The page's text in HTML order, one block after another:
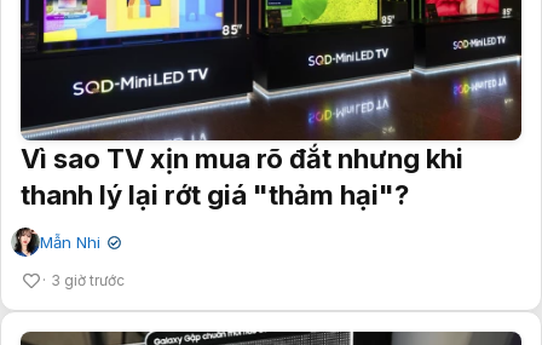
Vì sao TV xịn mua rõ đắt nhưng khi
thanh lý lại rớt giá "thảm hại"?
Mẫn Nhi ✔
3 giờ trước